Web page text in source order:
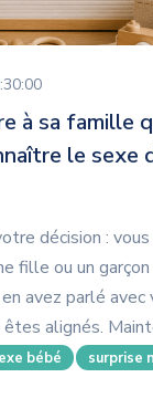
à sa famille
le sexe
décision :
fille ou un
avez parlé avec
alignés.
bébé
surprise